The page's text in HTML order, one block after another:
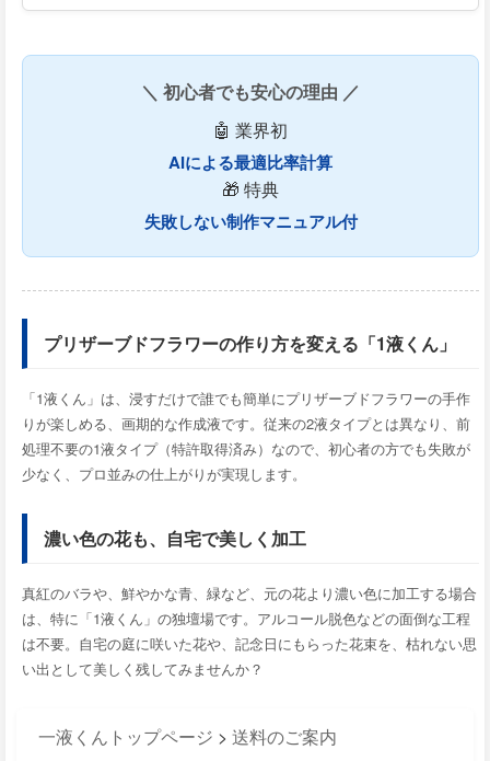
＼ 初心者でも安心の理由 ／
🤖 業界初
AIによる最適比率計算
🎁 特典
失敗しない制作マニュアル付
プリザーブドフラワーの作り方を変える「1液くん」
「1液くん」は、浸すだけで誰でも簡単にプリザーブドフラワーの手作
りが楽しめる、画期的な作成液です。従来の2液タイプとは異なり、前
処理不要の1液タイプ（特許取得済み）なので、初心者の方でも失敗が
少なく、プロ並みの仕上がりが実現します。
濃い色の花も、自宅で美しく加工
真紅のバラや、鮮やかな青、緑など、元の花より濃い色に加工する場合
は、特に「1液くん」の独壇場です。アルコール脱色などの面倒な工程
は不要。自宅の庭に咲いた花や、記念日にもらった花束を、枯れない思
い出として美しく残してみませんか？
一液くんトップページ > 送料のご案内